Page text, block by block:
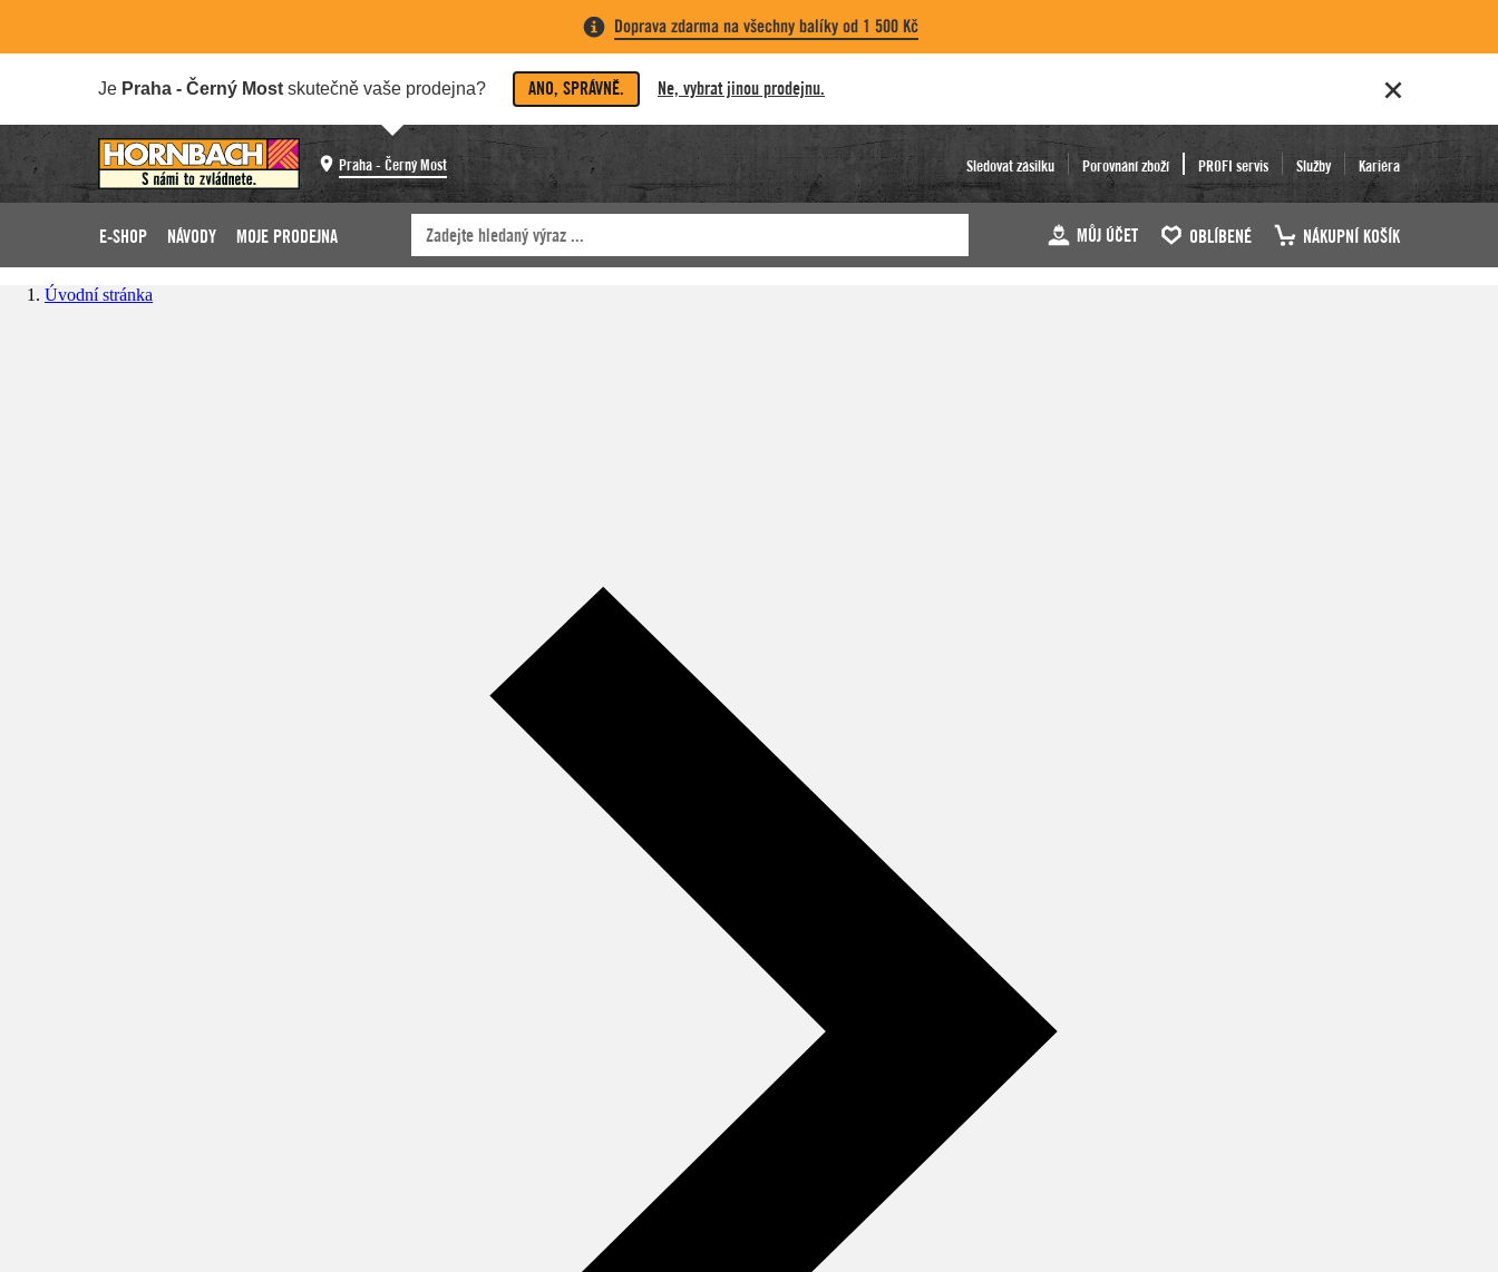
Doprava zdarma na všechny balíky od 1 500 Kč
Je Praha - Černý Most skutečně vaše prodejna? ANO, SPRÁVNĚ. Ne, vybrat jinou prodejnu.
Praha - Černý Most Sledovat zásilku Porovnání zboží PROFI servis Služby Kariéra
E-SHOP NÁVODY MOJE PRODEJNA MŮJ ÚČET OBLÍBENÉ NÁKUPNÍ KOŠÍK
Úvodní stránka